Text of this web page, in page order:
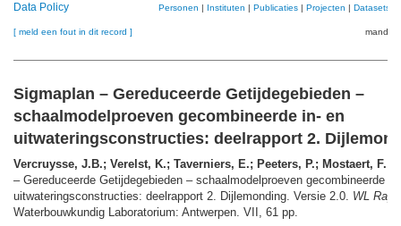
Data Policy Personen | Instituten | Publicaties| Projecten | Datasets
[ meld een fout in dit record ] mandje
Sigmaplan – Gereduceerde Getijdegebieden –
schaalmodelproeven gecombineerde in- en
uitwateringsconstructies: deelrapport 2.
Vercruysse, J.B.; Verelst, K.; Taverniers, E.; Peeters, P.; Mostaert, F.
– Gereduceerde Getijdegebieden – schaalmodelproeven gecombineerde
uitwateringsconstructies: deelrapport 2. Dijlemonding. Versie 2.0. WL
Waterbouwkundig Laboratorium: Antwerpen. VII, 61 pp.